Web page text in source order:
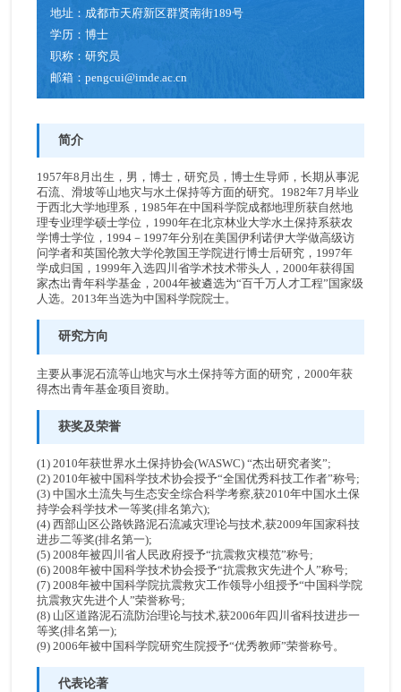
人才招聘
地址： 成都市天府新区群贤南街189号
学历：博士
职称：研究员
邮箱：pengcui@imde.ac.cn
简介
1957年8月出生，男，博士，研究员，博士生导师，长期从事泥
石流、滑坡等山地灾与水土保持等方面的研究。1982年7月毕业
于西北大学地理系，1985年在中国科学院成都地理所获自然地
理专业理学硕士学位，1990年在北京林业大学水土保持系获农
学博士学位，1994－1997年分别在美国伊利诺伊大学做高级访
问学者和英国伦敦大学伦敦国王学院进行博士后研究，1997年
学成归国，1999年入选四川省学术技术带头人，2000年获得国
家杰出青年科学基金，2004年被遴选为“百千万人才工程”国家级
人选。2013年当选为中国科学院院士。
研究方向
主要从事泥石流等山地灾与水土保持等方面的研究，2000年获
得杰出青年基金项目资助。
获奖及荣誉
(1) 2010年获世界水土保持协会(WASWC) “杰出研究者奖”;
(2) 2010年被中国科学技术协会授予“全国优秀科技工作者”称号;
(3) 中国水土流失与生态安全综合科学考察,获2010年中国水土保
持学会科学技术一等奖(排名第六);
(4) 西部山区公路铁路泥石流减灾理论与技术,获2009年国家科技
进步二等奖(排名第一);
(5) 2008年被四川省人民政府授予“抗震救灾模范”称号;
(6) 2008年被中国科学技术协会授予“抗震救灾先进个人”称号;
(7) 2008年被中国科学院抗震救灾工作领导小组授予“中国科学院
抗震救灾先进个人”荣誉称号;
(8) 山区道路泥石流防治理论与技术,获2006年四川省科技进步一
等奖(排名第一);
(9) 2006年被中国科学院研究生院授予“优秀教师”荣誉称号。
代表论著